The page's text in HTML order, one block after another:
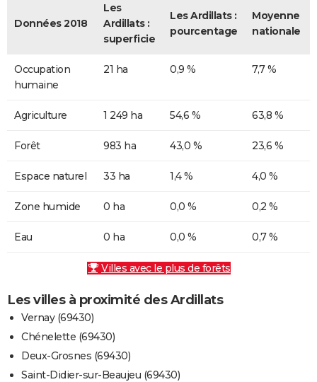
Données 2018
Les
Ardillats :
superficie
Les Ardillats :
pourcentage
Moyenne
nationale
Occupation
humaine
21 ha 0,9 % 7,7 %
Agriculture 1 249 ha 54,6 % 63,8 %
Forêt 983 ha 43,0 % 23,6 %
Espace naturel 33 ha 1,4 % 4,0 %
Zone humide 0 ha 0,0 % 0,2 %
Eau 0 ha 0,0 % 0,7 %
Villes avec le plus de forêts
Les villes à proximité des Ardillats
Vernay (69430)
Chénelette (69430)
Deux-Grosnes (69430)
Saint-Didier-sur-Beaujeu (69430)